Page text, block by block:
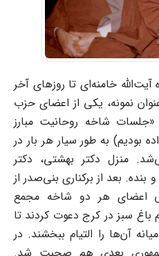
خامنه‌ای تا روزهای آخر
نمونه، یکی از اعضای حزب
شاخه روحانیت مبارز
بودیم) به طور سیار هر بار در
منزل دکتر بهشتی، دکتر
بنده. بعد از برکناری بنی‌صدر از
اعضای هر دو شاخه مجمع
باغ سبز در کرج دعوت کردند تا
آن‌ها را التیام ببخشند. در